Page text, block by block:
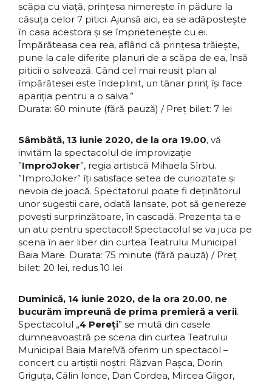
scăpa cu viață, prințesa nimerește în pădure la
căsuța celor 7 pitici. Ajunsă aici, ea se adăpostește
în casa acestora și se împrietenește cu ei.
Împărăteasa cea rea, aflând că prințesa trăiește,
pune la cale diferite planuri de a scăpa de ea, însă
piticii o salvează. Când cel mai reusit plan al
împărătesei este îndeplinit, un tânar prinț își face
apariția pentru a o salva.”
Durata: 60 minute (fără pauză) / Preț bilet: 7 lei
Sâmbătă, 13 iunie 2020, de la ora 19.00, vă
invităm la spectacolul de improvizație
”ImproJoker”, regia artistică Mihaela Sîrbu.
”ImproJoker” îți satisface setea de curiozitate și
nevoia de joacă. Spectatorul poate fi deținătorul
unor sugestii care, odată lansate, pot să genereze
povești surprinzătoare, în cascadă. Prezența ta e
un atu pentru spectacol! Spectacolul se va juca pe
scena în aer liber din curtea Teatrului Municipal
Baia Mare. Durata: 75 minute (fără pauză) / Preț
bilet: 20 lei, redus 10 lei
Duminică, 14 iunie 2020, de la ora 20.00, ne
bucurăm împreună de prima premieră a verii.
Spectacolul „4 Pereți” se mută din casele
dumneavoastră pe scena din curtea Teatrului
Municipal Baia Mare!Vă oferim un spectacol –
concert cu artiștii noștri: Răzvan Pașca, Dorin
Griguța, Călin Ionce, Dan Cordea, Mircea Gligor,